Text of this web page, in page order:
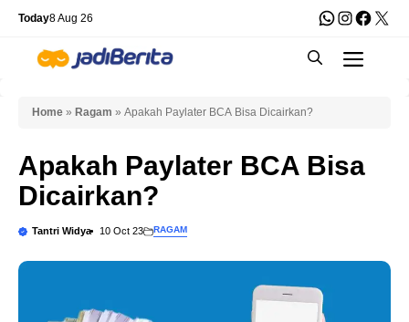
Skip
content
Today8 Aug 26 WhatsApp
X
Home » Ragam » Apakah Paylater BCA Bisa Dicairkan?
Apakah Paylater BCA Bisa
Dicairkan?
Tantri Widya 10 Oct 23 RAGAM